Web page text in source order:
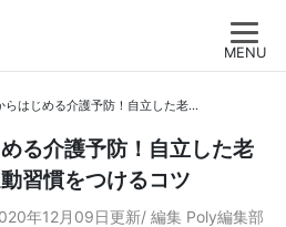
MENU
元気なうちからはじめる介護予防！自立した老後を過ごすための運動習慣をつけるコツ
る介護予防！自立した老
習慣をつけるコツ
年12月09日更新/ 編集 Poly編集部